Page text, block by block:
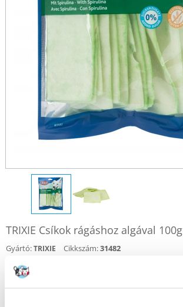
TRIXIE Csíkok rágáshoz algával 100g
Gyártó:TRIXIE Cikkszám:31482
Értékelje Ön is